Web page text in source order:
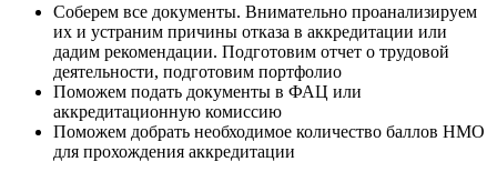
Соберем все документы. Внимательно проанализируем
их и устраним причины отказа в аккредитации или
дадим рекомендации. Подготовим отчет о трудовой
деятельности, подготовим портфолио
Поможем подать документы в ФАЦ или
аккредитационную комиссию
Поможем добрать необходимое количество баллов НМО
для прохождения аккредитации